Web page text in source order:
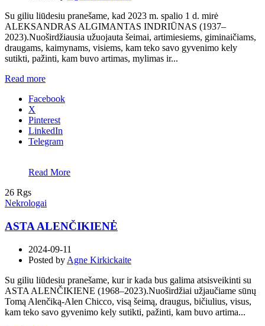
Su giliu liūdesiu pranešame, kad 2023 m. spalio 1 d. mirė
ALEKSANDRAS ALGIMANTAS INDRIŪNAS (1937–
2023).Nuoširdžiausia užuojauta šeimai, artimiesiems, giminaičiams,
draugams, kaimynams, visiems, kam teko savo gyvenimo kely
sutikti, pažinti, kam buvo artimas, mylimas ir...
Read more
Facebook
X
Pinterest
LinkedIn
Telegram
Read More
26 Rgs
Nekrologai
ASTA ALENČIKIENĖ
2024-09-11
Posted by Agne Kirkickaite
Su giliu liūdesiu pranešame, kur ir kada bus galima atsisveikinti su
ASTA ALENČIKIENE (1968–2023).Nuoširdžiai užjaučiame sūnų
Tomą Alenčiką-Alen Chicco, visą šeimą, draugus, bičiulius, visus,
kam teko savo gyvenimo kely sutikti, pažinti, kam buvo artima...